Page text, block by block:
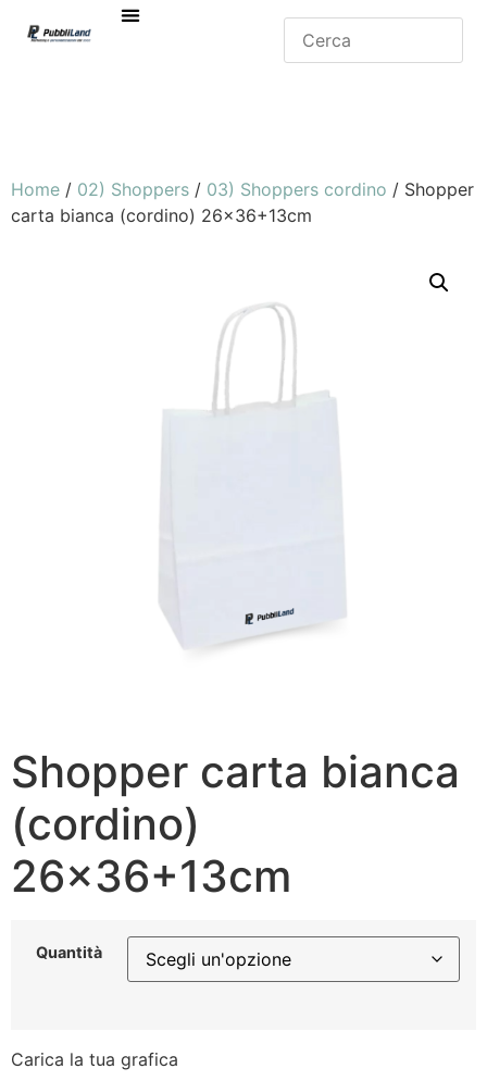
Home / 02) Shoppers / 03) Shoppers cordino / Shopper
carta bianca (cordino) 26×36+13cm
Shopper carta bianca
(cordino)
26×36+13cm
Quantità
Carica la tua grafica